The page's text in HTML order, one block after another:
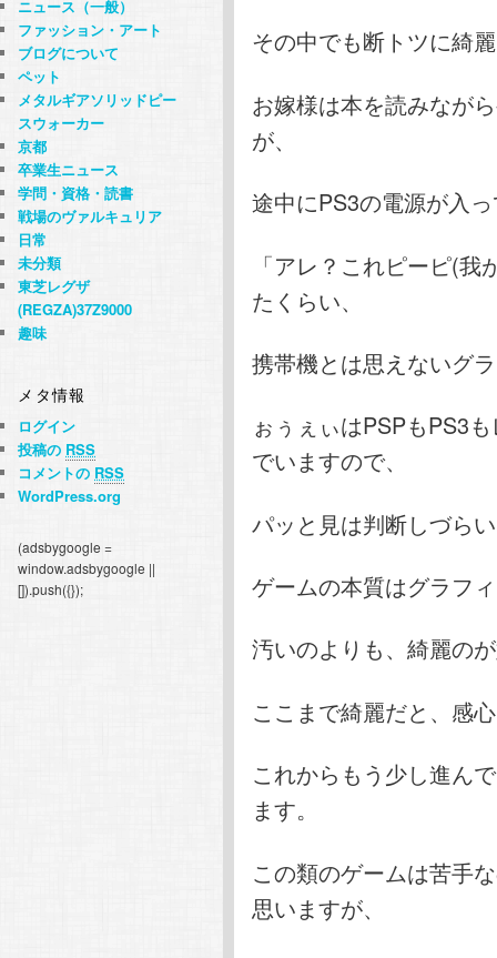
その中でも断トツに綺
お嫁様は本を読みなが
が、
途中にPS3の電源が入
「アレ？これピーピ(
たくらい、
携帯機とは思えないグ
ぉぅぇぃはPSPもPS3
でいますので、
パッと見は判断しづら
ゲームの本質はグラフ
汚いのよりも、綺麗の
ここまで綺麗だと、感
これからもう少し進ん
ます。
この類のゲームは苦手
思いますが、
ニュース（一般）
ファッション・アート
ブログについて
ペット
メタルギアソリッドピー
スウォーカー
京都
卒業生ニュース
学問・資格・読書
戦場のヴァルキュリア
日常
未分類
東芝レグザ
(REGZA)37Z9000
趣味
メタ情報
ログイン
投稿の RSS
コメントの RSS
WordPress.org
(adsbygoogle =
window.adsbygoogle ||
[]).push({});